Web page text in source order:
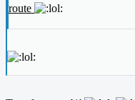
route